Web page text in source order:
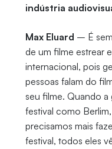
indústria
Max Eluard – É
de um filme estrear
internacional, pois
pessoas falam do
seu filme. Quando
festival como
precisamos mais
festival, todos eles